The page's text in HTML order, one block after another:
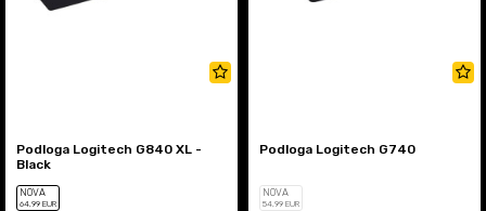
Podloga Logitech G840 XL -
Black
NOVA
64,99 EUR
Podloga Logitech G740
NOVA
54,99 EUR